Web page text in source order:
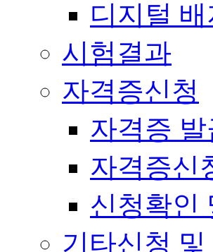
디지털 배
시험결과
자격증신청
자격증 발
자격증신
신청확인
기타신청 및